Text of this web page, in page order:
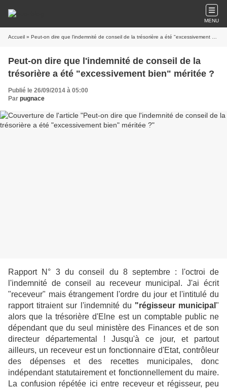
MENU
Accueil » Peut-on dire que l'indemnité de conseil de la trésorière a été "excessivement bien" méritée ?
Peut-on dire que l'indemnité de conseil de la
trésorière a été "excessivement bien" méritée ?
Publié le 26/09/2014 à 05:00
Par pugnace
Rapport N° 3 du conseil du 8 septembre : l'octroi de
l'indemnité de conseil au receveur municipal. J'ai écrit
"receveur" mais étrangement l'ordre du jour et l'intitulé du
rapport titraient sur l'indemnité du "régisseur municipal"
alors que la trésorière d'Elne est un comptable public ne
dépendant que du seul ministère des Finances et de son
directeur départemental ! Jusqu'à ce jour, et partout
ailleurs, un receveur est un fonctionnaire d'Etat, contrôleur
des dépenses et des recettes municipales, donc
indépendant statutairement et fonctionnellement du maire.
La confusion répétée ici entre receveur et régisseur, peu